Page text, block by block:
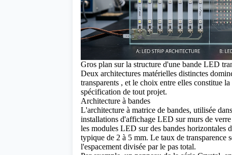
Gros plan sur la structure d'une bande LED
Deux architectures matérielles distinctes
transparents , et le choix entre elles constitue
spécification de tout projet.
Architecture à bandes
L'architecture à matrice de bandes, utilisée
installations d'affichage LED sur murs de
les modules LED sur des bandes horizontales
typique de 2 à 5 mm. Le taux de transparence
l'espacement divisée par le pas total.